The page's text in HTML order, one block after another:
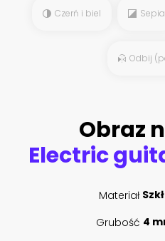
Czerń i biel Sepia
Odbij
Obraz
Materiał
Grubość 4